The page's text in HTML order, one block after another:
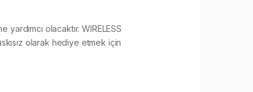
yardımcı olacaktır. WIRELESS
olarak hediye etmek için